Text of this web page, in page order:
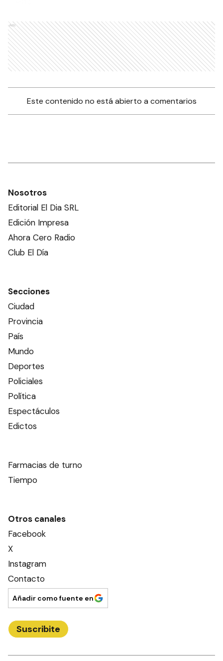
Ads
Este contenido no está abierto a comentarios
Nosotros
Editorial El Dia SRL
Edición Impresa
Ahora Cero Radio
Club El Día
Secciones
Ciudad
Provincia
País
Mundo
Deportes
Policiales
Política
Espectáculos
Edictos
Farmacias de turno
Tiempo
Otros canales
Facebook
X
Instagram
Contacto
Añadir como fuente en
Suscribite